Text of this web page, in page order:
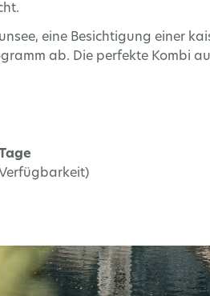
eine Besichtigung einer
ab. Die perfekte Kombi